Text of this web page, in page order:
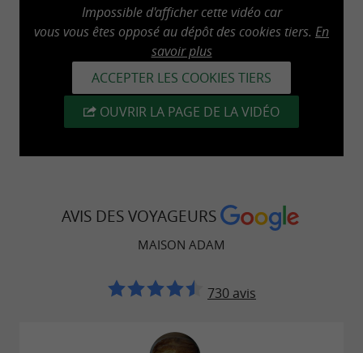
Luz. Un torréfacteur laisse s'échapper un
doux
parfum d'amandes torréfiées
nouvelle expérience sensorielle unique
Vous pourrez également voir la machine qui
permet de réaliser le praliné à Tartiner Maison
par une sélection de gâteaux basques
généreusement garnis de crème, de confiture à
gourmands de chocolat ainsi qu'une délicieuse
Impossible d'afficher cette vidéo car
vous vous êtes opposé au dépôt des cookies tiers. En
savoir plus
ACCEPTER LES COOKIES TIERS
OUVRIR LA PAGE DE LA VIDÉO
AVIS DES VOYAGEURS
MAISON ADAM
730 avis